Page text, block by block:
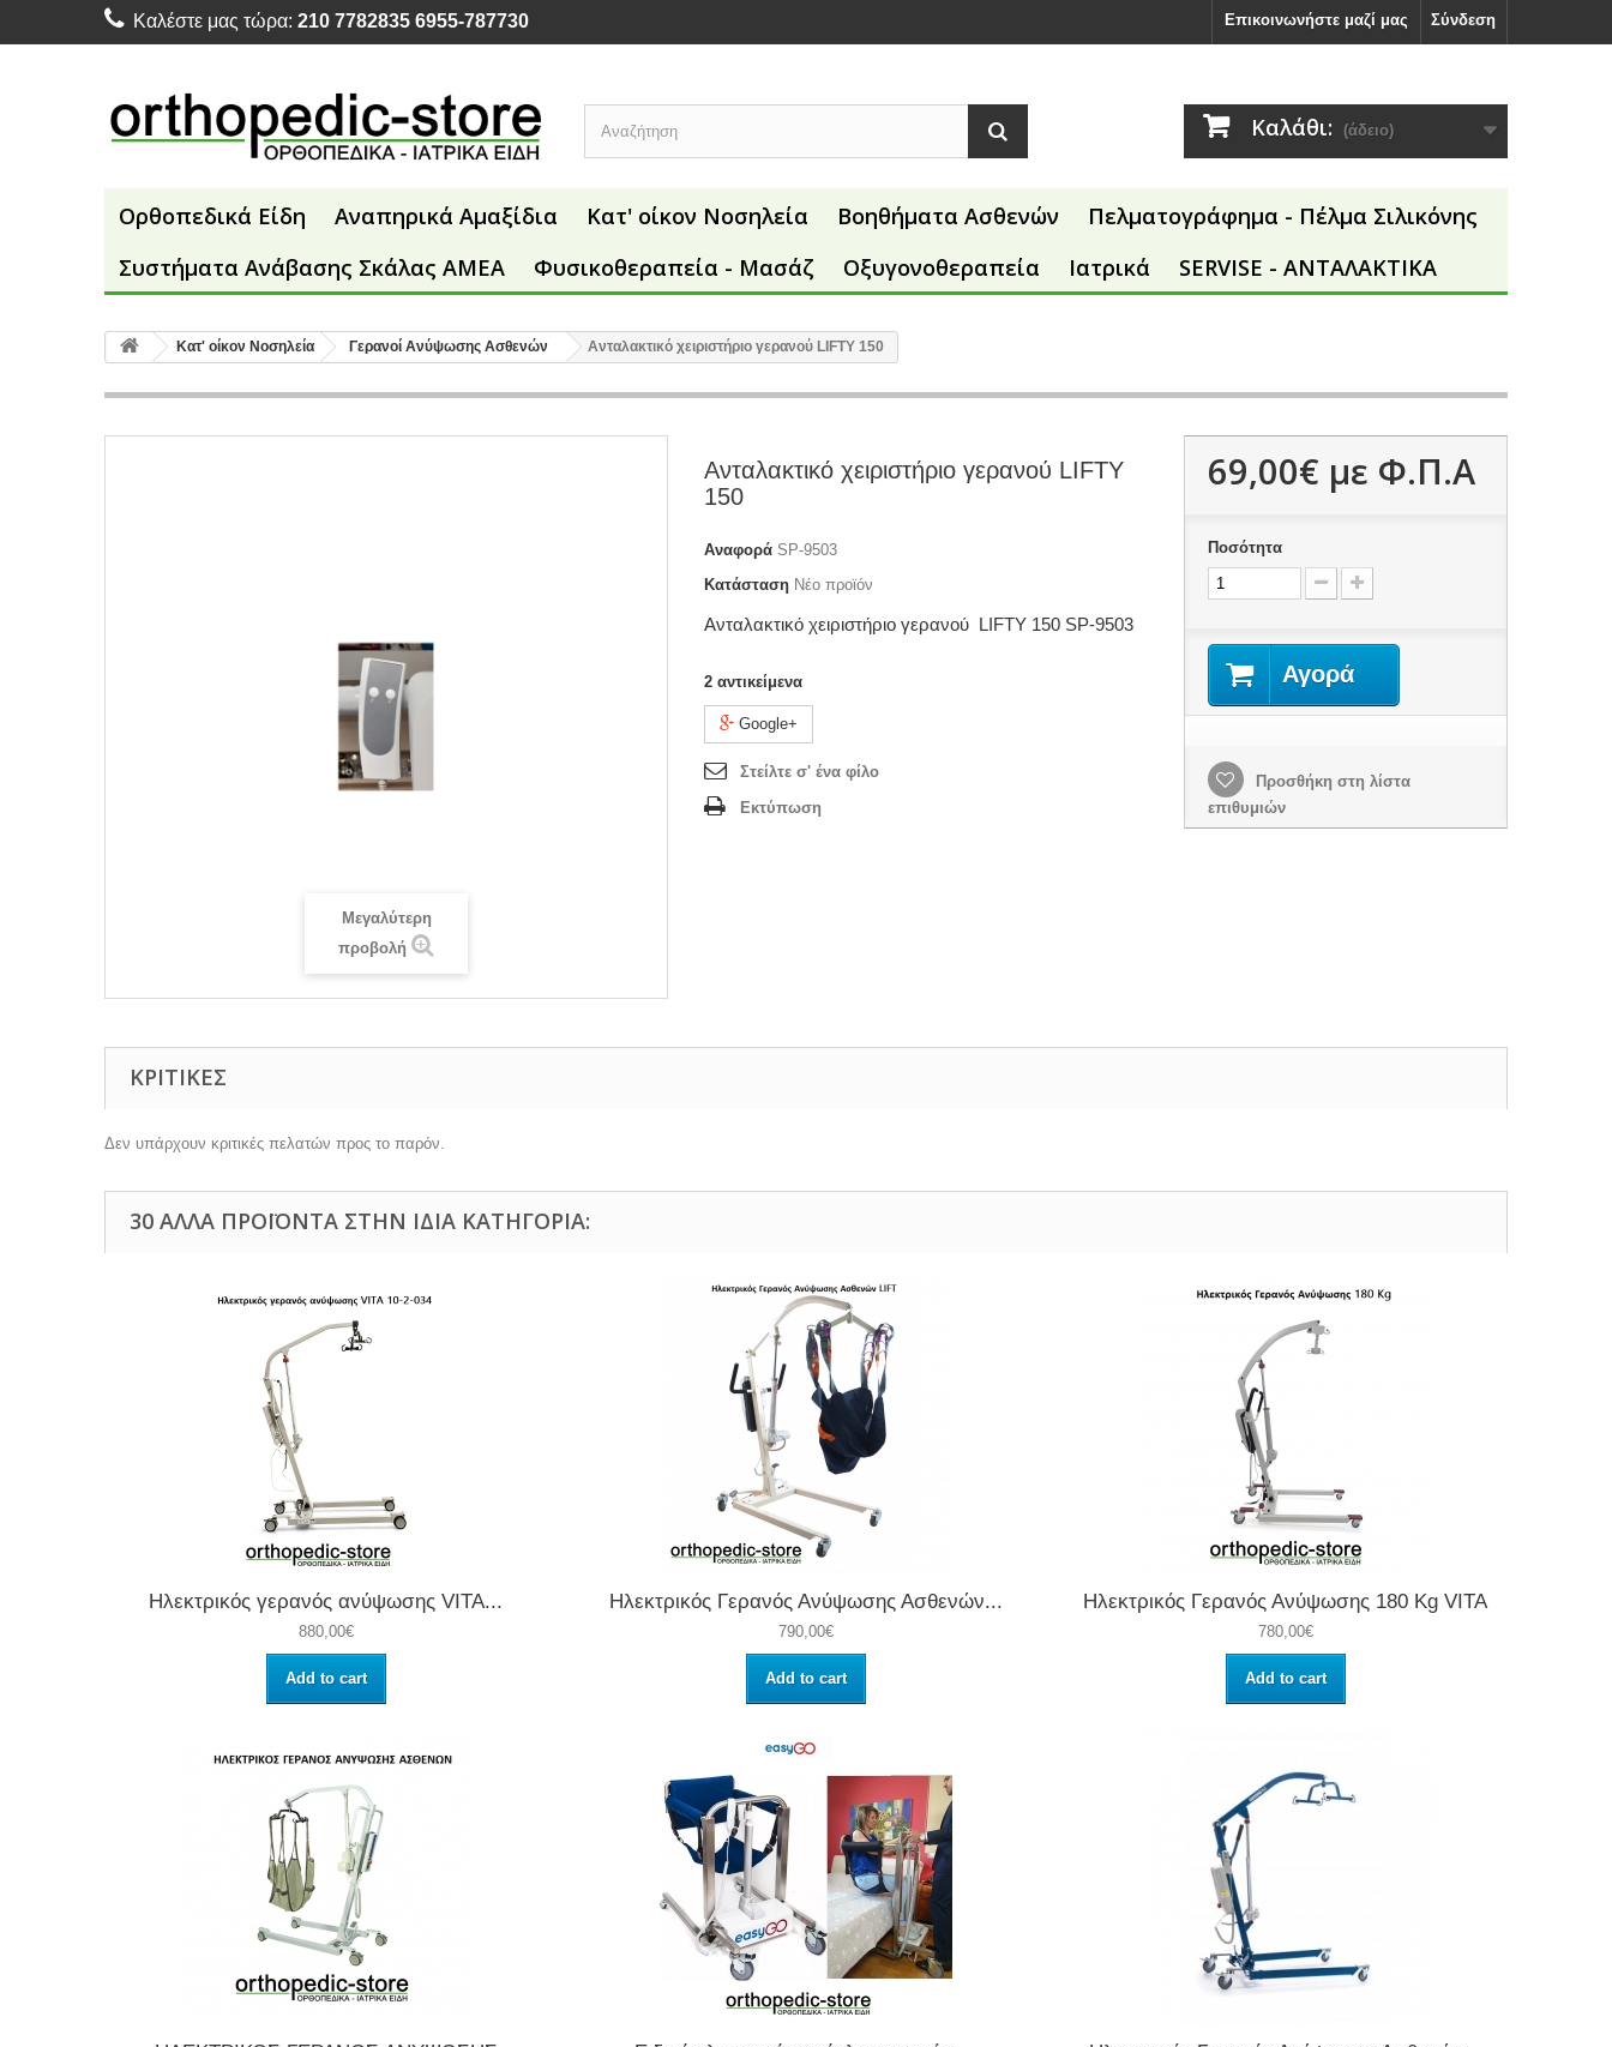
Σύνδεση
Επικοινωνήστε μαζί μας
Καλέστε μας τώρα: 210 7782835 6955-787730
Καλάθι: (άδειο)
Ορθοπεδικά Είδη Αναπηρικά Αμαξίδια Κατ' οίκον Νοσηλεία Βοηθήματα Ασθενών
Πελματογράφημα - Πέλμα Σιλικόνης
Συστήματα Ανάβασης Σκάλας ΑΜΕΑ
Φυσικοθεραπεία - Μασάζ Οξυγονοθεραπεία Ιατρικά SERVISE - ΑΝΤΑΛΑΚΤΙΚΑ
Κατ' οίκον Νοσηλεία Γερανοί Ανύψωσης Ασθενών Ανταλακτικό χειριστήριο γερανού LIFTY 150
Μεγαλύτερη
προβολή
Ανταλακτικό χειριστήριο γερανού LIFTY
150
Αναφορά SP-9503
Κατάσταση Νέο προϊόν
Ανταλακτικό χειριστήριο γερανού LIFTY 150 SP-9503
2 αντικείμενα
Google+
Στείλτε σ' ένα φίλο
Εκτύπωση
69,00€ με Φ.Π.Α
Ποσότητα
Αγορά
Προσθήκη στη λίστα
επιθυμιών
ΚΡΙΤΙΚΈΣ
Δεν υπάρχουν κριτικές πελατών προς το παρόν.
30 ΆΛΛΑ ΠΡΟΪΌΝΤΑ ΣΤΗΝ ΊΔΙΑ ΚΑΤΗΓΟΡΊΑ:
Ηλεκτρικός γερανός ανύψωσης VITA...
880,00€
Add to cart
Ηλεκτρικός Γερανός Ανύψωσης Ασθενών...
790,00€
Add to cart
Ηλεκτρικός Γερανός Ανύψωσης 180 Kg VITA
780,00€
Add to cart